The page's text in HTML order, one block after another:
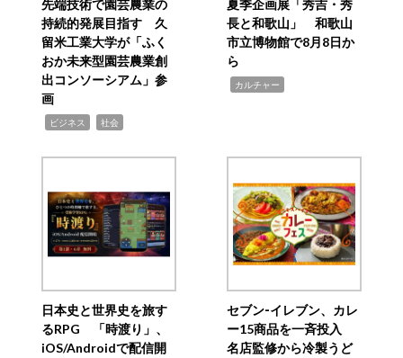
先端技術で園芸農業の
持続的発展目指す 久
留米工業大学が「ふく
おか未来型園芸農業創
出コンソーシアム」参
画
ビジネス 社会
夏季企画展「秀吉・秀
長と和歌山」 和歌山
市立博物館で8月8日か
ら
カルチャー
日本史と世界史を旅す
るRPG 「時渡り」、
iOS/Androidで配信開
セブン‐イレブン、カレ
ー15商品を一斉投入
名店監修から冷製うど